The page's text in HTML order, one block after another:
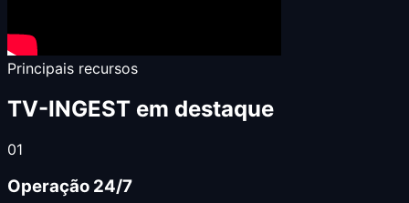
Principais recursos
TV-INGEST em destaque
01
Operação 24/7